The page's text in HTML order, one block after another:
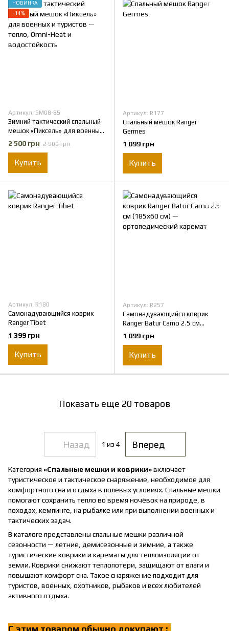
Категория «Спальные мешки и коврики»включает
туристическое и тактическое снаряжение, необходимое для
комфортного сна и отдыха в полевых условиях. Спальные мешки
помогают сохранить тепло во время ночёвок на природе, в
походах, кемпинге, на рыбалке или при выполнении военных и
тактических задач.
В каталоге представлены спальные мешки различной
сезонности — летние, демисезонные и зимние, а также
туристические коврики и карематы для теплоизоляции от
земли. Коврики снижают теплопотери, защищают от влаги и
повышают комфорт сна. Такое снаряжение подходит для
туристов, военных, охотников, рыбаков и всех любителей
активного отдыха.
С этим товаром обычно докупают :
НОВИНКА
−14%
Артикул: SM08-85
Зимний тактический спальный
мешок «Пиксель» для военных
и туристов — тепло, Omni-Heat
и водостойкость
2 500 грн 2 900 грн
Купить
Артикул: R177
Спальный мешок Ranger
Germes
1 099 грн
Купить
Артикул: R180
Самонадувающийся коврик
Ranger Tibet
1 399 грн
Купить
Артикул: R257
Самонадувающийся коврик
Ranger Batur Camo 2.5 см
(185х60 см) — ортопедический
каремат
1 099 грн
Купить
Показать еще 20 товаров
Назад 1 из 4 Вперед